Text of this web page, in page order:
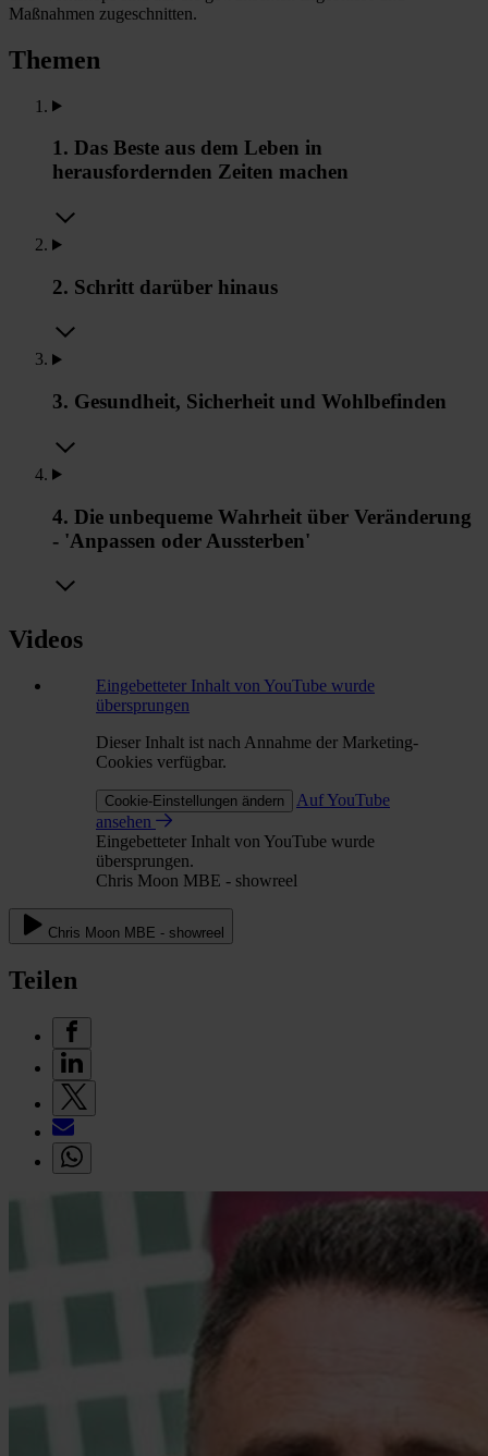
Maßnahmen zugeschnitten.
Themen
1. Das Beste aus dem Leben in
herausfordernden Zeiten machen
2. Schritt darüber hinaus
3. Gesundheit, Sicherheit und Wohlbefinden
4. Die unbequeme Wahrheit über Veränderung
- 'Anpassen oder Aussterben'
Videos
Eingebetteter Inhalt von YouTube wurde
übersprungen
Dieser Inhalt ist nach Annahme der Marketing-
Cookies verfügbar.
Cookie-Einstellungen ändern
Auf YouTube
ansehen
Eingebetteter Inhalt von YouTube wurde
übersprungen.
Chris Moon MBE - showreel
Chris Moon MBE - showreel
Teilen